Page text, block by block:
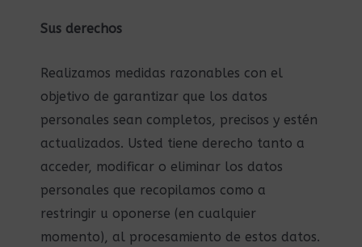
Sus derechos
Realizamos medidas razonables con el
objetivo de garantizar que los datos
personales sean completos, precisos y estén
actualizados. Usted tiene derecho tanto a
acceder, modificar o eliminar los datos
personales que recopilamos como a
restringir u oponerse (en cualquier
momento), al procesamiento de estos datos.